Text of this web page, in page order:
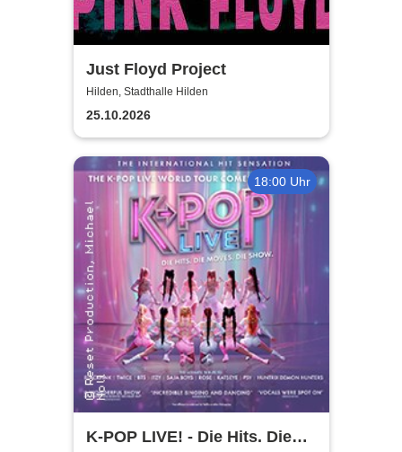
Just Floyd Project
Hilden, Stadthalle Hilden
25.10.2026
18:00 Uhr
K-POP LIVE! - Die Hits. Die